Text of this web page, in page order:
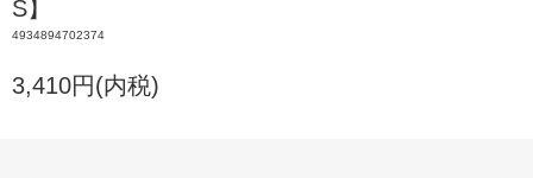
S】
4934894702374
3,410円(内税)